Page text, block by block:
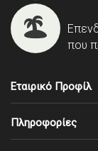
που
Εταιρικό Προφίλ
Πληροφορίες